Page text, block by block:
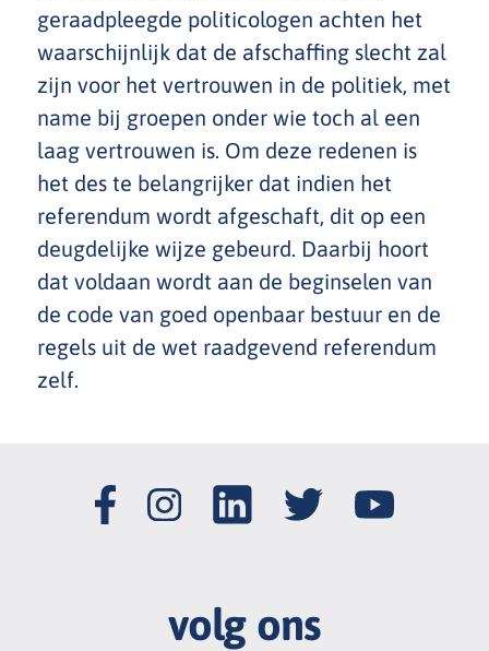
geraadpleegde politicologen achten het
waarschijnlijk dat de afschaffing slecht zal
zijn voor het vertrouwen in de politiek, met
name bij groepen onder wie toch al een
laag vertrouwen is. Om deze redenen is
het des te belangrijker dat indien het
referendum wordt afgeschaft, dit op een
deugdelijke wijze gebeurd. Daarbij hoort
dat voldaan wordt aan de beginselen van
de code van goed openbaar bestuur en de
regels uit de wet raadgevend referendum
zelf.
volg ons